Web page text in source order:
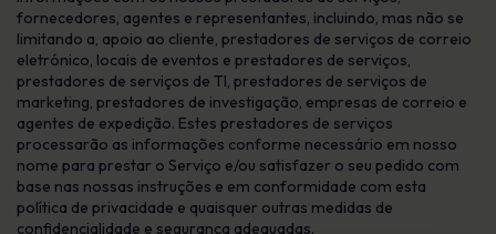
fornecedores, agentes e representantes, incluindo, mas não se
limitando a, apoio ao cliente, prestadores de serviços de correio
eletrónico, locais de eventos e prestadores de serviços,
prestadores de serviços de TI, prestadores de serviços de
marketing, prestadores de investigação, empresas de correio e
agentes de expedição. Estes prestadores de serviços
processarão as informações conforme necessário em nosso
nome para prestar o Serviço e/ou satisfazer o seu pedido com
base nas nossas instruções e em conformidade com esta
política de privacidade e quaisquer outras medidas de
confidencialidade e segurança adequadas.